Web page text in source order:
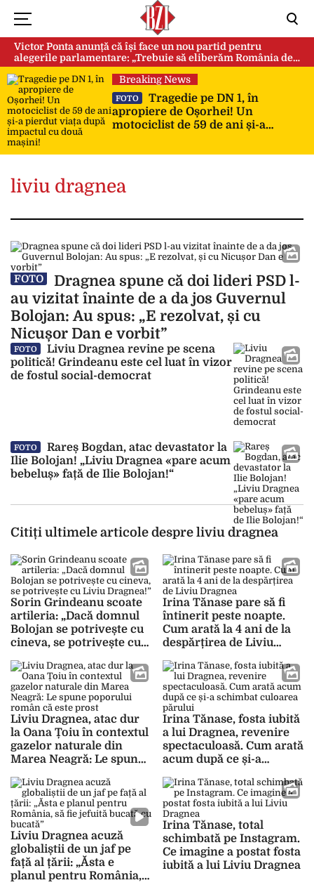
Victor Ponta anunță că își face un nou partid pentru
alegerile parlamentare: „Trebuie să eliberăm România de
această sectă globalistă”
Breaking News
FOTO
Tragedie pe DN 1, în
apropiere de Oșorhei! Un
motociclist de 59 de ani și-a
două mașini!
liviu dragnea
FOTO
Dragnea spune că doi lideri PSD l-
au vizitat înainte de a da jos Guvernul
Bolojan: Au spus: „E rezolvat, și cu
Nicușor Dan e vorbit”
FOTO
Liviu Dragnea revine pe scena
politică! Grindeanu este cel luat în vizor
de fostul social-democrat
FOTO
Rareș Bogdan, atac devastator la
Ilie Bolojan! „Liviu Dragnea «pare acum
bebeluș» față de Ilie Bolojan!“
Citiți ultimele articole despre liviu dragnea
Sorin Grindeanu scoate
artileria: „Dacă domnul
Bolojan se potrivește cu
cineva, se potrivește cu
Irina Tănase pare să fi
întinerit peste noapte.
Cum arată la 4 ani de la
despărțirea de Liviu
Liviu Dragnea, atac dur
la Oana Țoiu în contextul
gazelor naturale din
Marea Neagră: Le spune
prost
Irina Tănase, fosta iubită
a lui Dragnea, revenire
spectaculoasă. Cum arată
acum după ce și-a
părului
Liviu Dragnea acuză
globaliștii de un jaf pe
față al țării: „Ăsta e
planul pentru România,
Irina Tănase, total
schimbată pe Instagram.
Ce imagine a postat fosta
iubită a lui Liviu Dragnea